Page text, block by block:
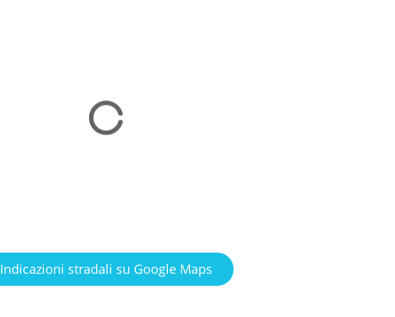
Indicazioni stradali su Google Maps